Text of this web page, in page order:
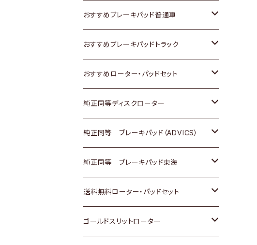
日産
いすゞ
ダイハツ
マツダ
三菱
スバル
日野
三菱ふそう
スズキ
日産
いすゞ
ダイハツ
マツダ
三菱
日野
三菱ふそう
スズキ
日産
いすゞ
ダイハツ
三菱
日野
三菱ふそう
その他
トヨタ
ホンダ
スズキ
日産
ダイハツ
マツダ
三菱
スバル
おすすめブレーキパッド普通車
トヨタ
ホンダ
スズキ
日産
いすゞ
ダイハツ
マツダ
おすすめブレーキパッドトラック
トヨタ
日産
いすゞ
ダイハツ
マツダ
三菱
おすすめローター・パッドセット
トヨタ
ホンダ
スズキ
日産
ダイハツ
純正同等ディスクローター
トヨタ
ホンダ
スズキ
日産
純正同等 ブレーキパッド（ADVICS）
トヨタ
ホンダ
スズキ
純正同等 ブレーキパッド東海
トヨタ
ホンダ
送料無料ローター・パッドセット
トヨタ
ゴールドスリットローター